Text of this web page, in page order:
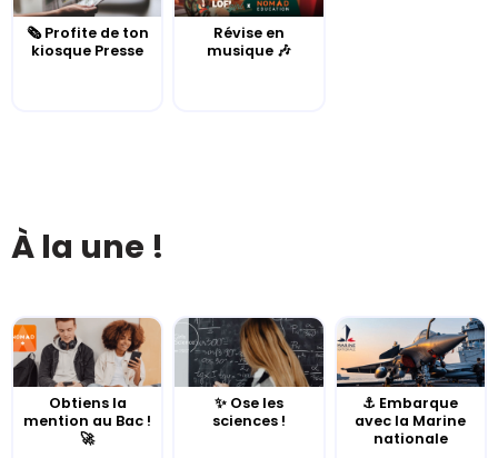
🗞️ Profite de ton
kiosque Presse
Révise en
musique 🎶
À la une !
Obtiens la
mention au Bac !
🚀
✨ Ose les
sciences !
⚓️ Embarque
avec la Marine
nationale